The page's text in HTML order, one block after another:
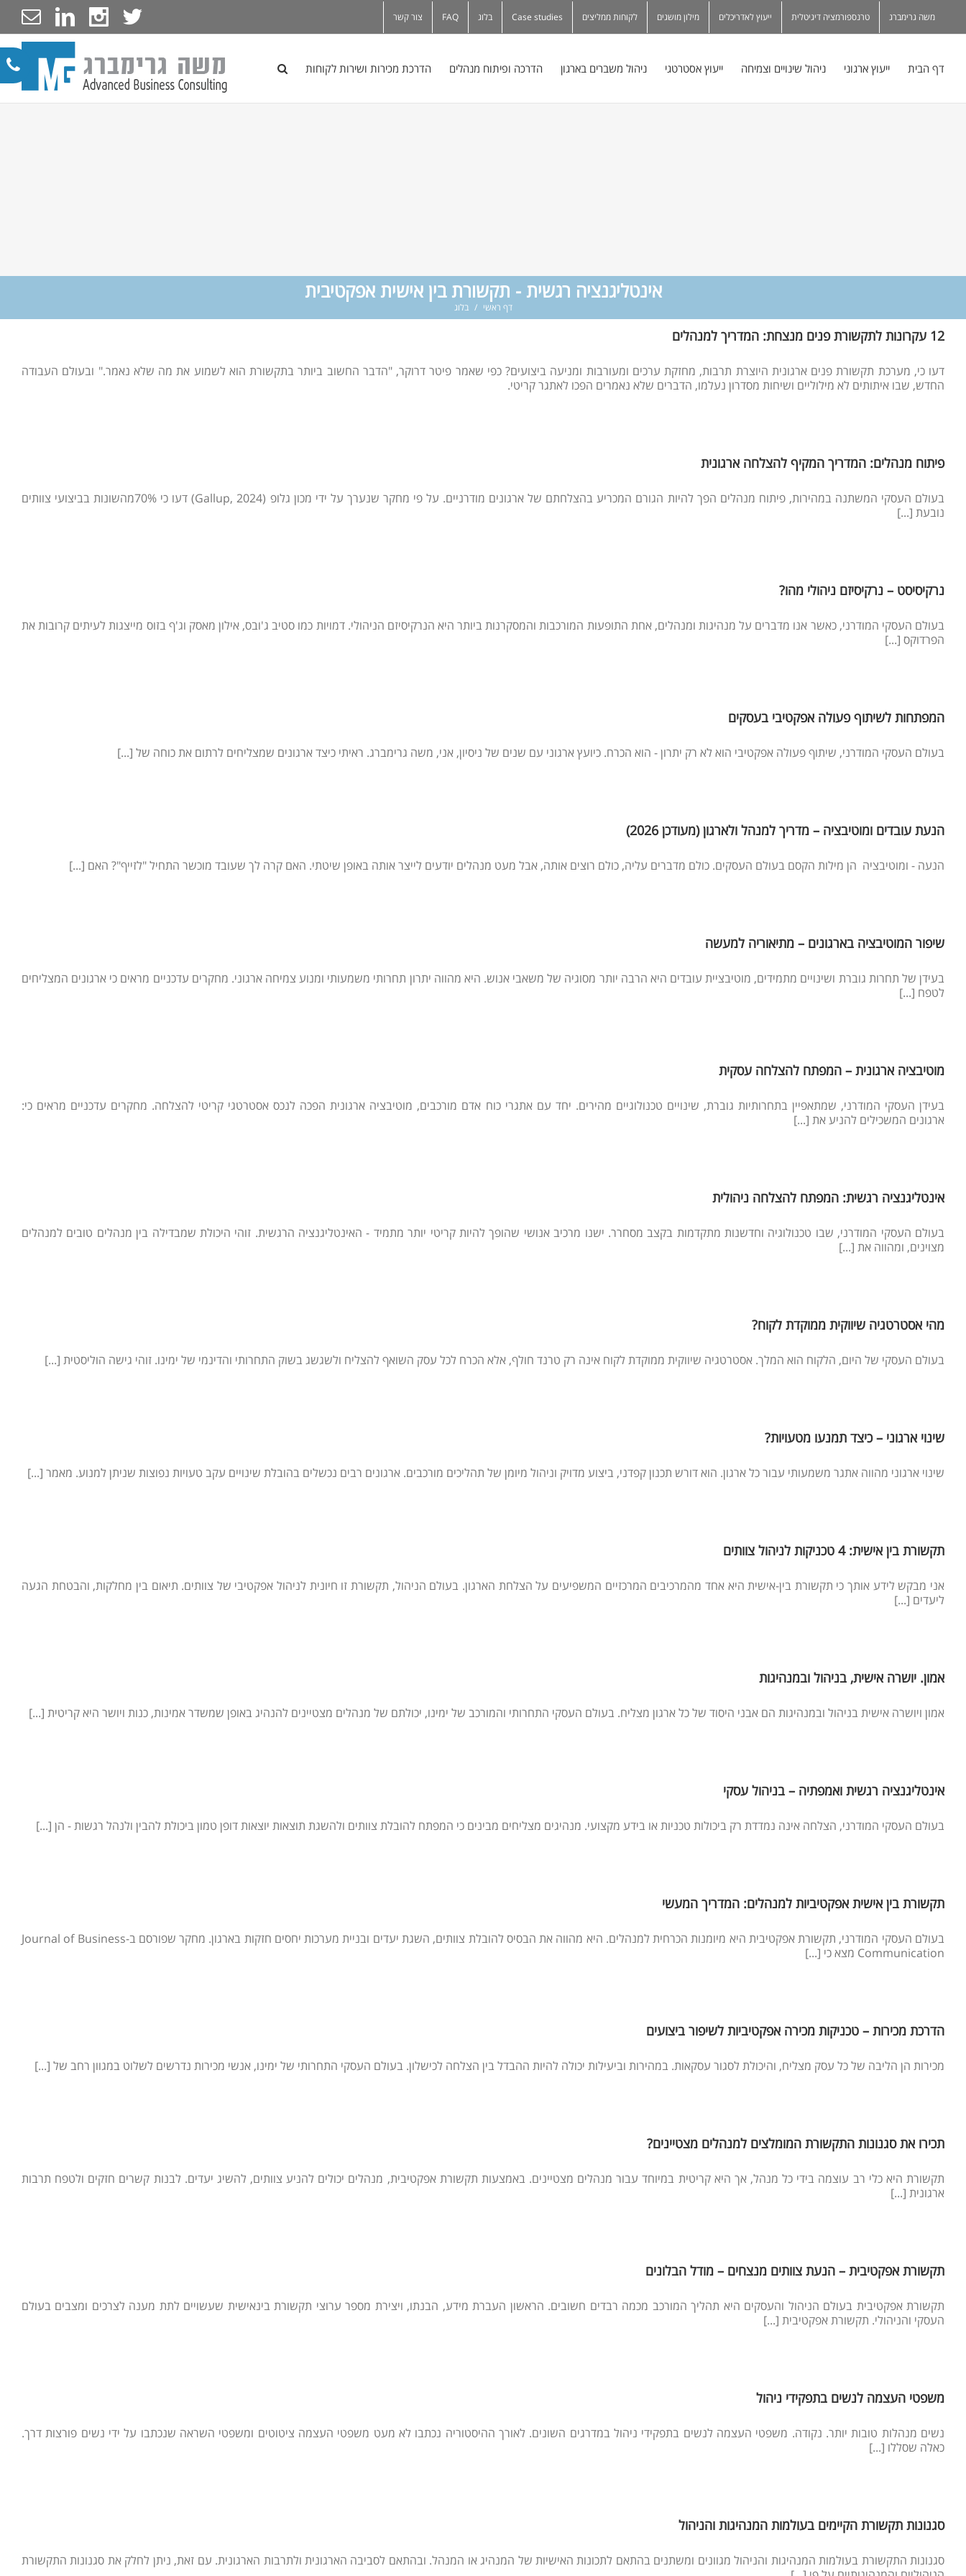
משה גרימברג טרנספורמציה דיגיטלית ייעוץ לאדריכלים מילון מושגים לקוחות ממליצים Case studies בלוג FAQ צור קשר
דף הבית ייעוץ ארגוני ניהול שינויים וצמיחה ייעוץ אסטרטגי ניהול משברים בארגון הדרכה ופיתוח מנהלים הדרכת מכירות ושירות לקוחות
אינטליגנציה רגשית - תקשורת בין אישית אפקטיבית
דף ראשי / בלוג
12 עקרונות לתקשורת פנים מנצחת: המדריך למנהלים
דעו כי, מערכת תקשורת פנים ארגונית היוצרת תרבות, מחזקת ערכים ומעורבות ומניעה ביצועים? כפי שאמר פיטר דרוקר, "הדבר החשוב ביותר בתקשורת הוא לשמוע את מה שלא נאמר." ובעולם העבודה
החדש, שבו איתותים לא מילוליים ושיחות מסדרון נעלמו, הדברים שלא נאמרים הפכו לאתגר קריטי.
פיתוח מנהלים: המדריך המקיף להצלחה ארגונית
בעולם העסקי המשתנה במהירות, פיתוח מנהלים הפך להיות הגורם המכריע בהצלחתם של ארגונים מודרניים. על פי מחקר שנערך על ידי מכון גלופ (Gallup, 2024) דעו כי 70%מהשונות בביצועי צוותים
נובעת [...]
נרקיסיסט – נרקיסיזם ניהולי מהו?
בעולם העסקי המודרני, כאשר אנו מדברים על מנהיגות ומנהלים, אחת התופעות המורכבות והמסקרנות ביותר היא הנרקיסיזם הניהולי. דמויות כמו סטיב ג'ובס, אילון מאסק וג'ף בזוס מייצגות לעיתים קרובות את
הפרדוקס [...]
המפתחות לשיתוף פעולה אפקטיבי בעסקים
בעולם העסקי המודרני, שיתוף פעולה אפקטיבי הוא לא רק יתרון - הוא הכרח. כיועץ ארגוני עם שנים של ניסיון, אני, משה גרימברג. ראיתי כיצד ארגונים שמצליחים לרתום את כוחה של [...]
הנעת עובדים ומוטיבציה – מדריך למנהל ולארגון (מעודכן 2026)
הנעה - ומוטיבציה הן מילות הקסם בעולם העסקים. כולם מדברים עליה, כולם רוצים אותה, אבל מעט מנהלים יודעים לייצר אותה באופן שיטתי. האם קרה לך שעובד מוכשר התחיל "לזייף"? האם [...]
שיפור המוטיבציה בארגונים – מתיאוריה למעשה
בעידן של תחרות גוברת ושינויים מתמידים, מוטיבציית עובדים היא הרבה יותר מסוגיה של משאבי אנוש. היא מהווה יתרון תחרותי משמעותי ומנוע צמיחה ארגוני. מחקרים עדכניים מראים כי ארגונים המצליחים
לטפח [...]
מוטיבציה ארגונית – המפתח להצלחה עסקית
בעידן העסקי המודרני, שמתאפיין בתחרותיות גוברת, שינויים טכנולוגיים מהירים. יחד עם אתגרי כוח אדם מורכבים, מוטיבציה ארגונית הפכה לנכס אסטרטגי קריטי להצלחה. מחקרים עדכניים מראים כי:
ארגונים המשכילים להניע את [...]
אינטליגנציה רגשית: המפתח להצלחה ניהולית
בעולם העסקי המודרני, שבו טכנולוגיה וחדשנות מתקדמות בקצב מסחרר. ישנו מרכיב אנושי שהופך להיות קריטי יותר מתמיד - האינטליגנציה הרגשית. זוהי היכולת שמבדילה בין מנהלים טובים למנהלים
מצוינים, ומהווה את [...]
מהי אסטרטגיה שיווקית ממוקדת לקוח?
בעולם העסקי של היום, הלקוח הוא המלך. אסטרטגיה שיווקית ממוקדת לקוח אינה רק טרנד חולף, אלא הכרח לכל עסק השואף להצליח ולשגשג בשוק התחרותי והדינמי של ימינו. זוהי גישה הוליסטית [...]
שינוי ארגוני – כיצד תמנעו מטעויות?
שינוי ארגוני מהווה אתגר משמעותי עבור כל ארגון. הוא דורש תכנון קפדני, ביצוע מדויק וניהול מיומן של תהליכים מורכבים. ארגונים רבים נכשלים בהובלת שינויים עקב טעויות נפוצות שניתן למנוע. מאמר [...]
תקשורת בין אישית: 4 טכניקות לניהול צוותים
אני מבקש לידע אותך כי תקשורת בין-אישית היא אחד מהמרכיבים המרכזיים המשפיעים על הצלחת הארגון. בעולם הניהול, תקשורת זו חיונית לניהול אפקטיבי של צוותים. תיאום בין מחלקות, והבטחת הגעה
ליעדים [...]
אמון. יושרה אישית, בניהול ובמנהיגות
אמון ויושרה אישית בניהול ובמנהיגות הם אבני היסוד של כל ארגון מצליח. בעולם העסקי התחרותי והמורכב של ימינו, יכולתם של מנהלים מצטיינים להנהיג באופן שמשדר אמינות, כנות ויושר היא קריטית [...]
אינטליגנציה רגשית ואמפתיה – בניהול עסקי
בעולם העסקי המודרני, הצלחה אינה נמדדת רק ביכולות טכניות או בידע מקצועי. מנהיגים מצליחים מבינים כי המפתח להובלת צוותים ולהשגת תוצאות יוצאות דופן טמון ביכולת להבין ולנהל רגשות - הן [...]
תקשורת בין אישית אפקטיביות למנהלים: המדריך המעשי
בעולם העסקי המודרני, תקשורת אפקטיבית היא מיומנות הכרחית למנהלים. היא מהווה את הבסיס להובלת צוותים, השגת יעדים ובניית מערכות יחסים חזקות בארגון. מחקר שפורסם ב-Journal of Business
Communication מצא כי [...]
הדרכת מכירות – טכניקות מכירה אפקטיביות לשיפור ביצועים
מכירות הן הליבה של כל עסק מצליח, והיכולת לסגור עסקאות. במהירות וביעילות יכולה להיות ההבדל בין הצלחה לכישלון. בעולם העסקי התחרותי של ימינו, אנשי מכירות נדרשים לשלוט במגוון רחב של [...]
תכירו את סגנונות התקשורת המומלצים למנהלים מצטיינים?
תקשורת היא כלי רב עוצמה בידי כל מנהל, אך היא קריטית במיוחד עבור מנהלים מצטיינים. באמצעות תקשורת אפקטיבית, מנהלים יכולים להניע צוותים, להשיג יעדים. לבנות קשרים חזקים ולטפח תרבות
ארגונית [...]
תקשורת אפקטיבית – הנעת צוותים מנצחים – מודל הבלונים
תקשורת אפקטיבית בעולם הניהול והעסקים היא תהליך המורכב מכמה רבדים חשובים. הראשון העברת מידע, הבנתו, ויצירת מספר ערוצי תקשורת בינאישית שעשויים לתת מענה לצרכים ומצבים בעולם
העסקי והניהולי. תקשורת אפקטיבית [...]
משפטי העצמה לנשים בתפקידי ניהול
נשים מנהלות טובות יותר. נקודה. משפטי העצמה לנשים בתפקידי ניהול במדרגים השונים. לאורך ההיסטוריה נכתבו לא מעט משפטי העצמה ציטוטים ומשפטי השראה שנכתבו על ידי נשים פורצות דרך.
כאלה שסללו [...]
סגנונות תקשורת הקיימים בעולמות המנהיגות והניהול
סגנונות התקשורת בעולמות המנהיגות והניהול מגוונים ומשתנים בהתאם לתכונות האישיות של המנהיג או המנהל. ובהתאם לסביבה הארגונית ולתרבות הארגונית. עם זאת, ניתן לחלק את סגנונות התקשורת